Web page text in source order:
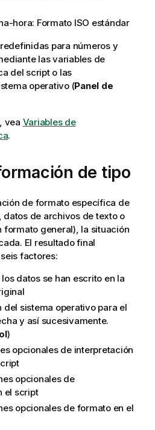
hora: Formato ISO estándar
para números y
las variables de
del script o las
operativo (Panel de
vea Variables de
.
de tipo
de formato específica de
datos de archivos de texto o
formato general), la situación
El resultado final
factores:
datos se han escrito en la
del sistema operativo para el
y así sucesivamente.
)
opcionales de interpretación
opcionales de
el script
opcionales de formato en el